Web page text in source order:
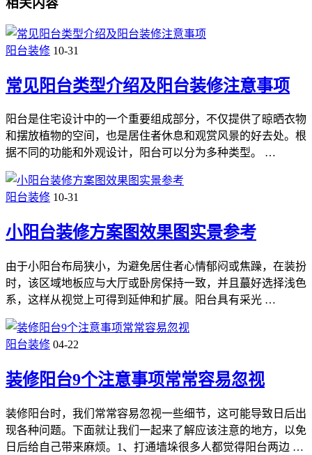
相关内容
阳台装修 10-31
常见阳台类型介绍及阳台装修注意事项
阳台是住宅设计中的一个重要组成部分，不仅提供了晾晒衣物
和摆放植物的空间，也是居住者休息和观赏风景的好去处。根
据不同的功能和外观设计，阳台可以分为多种类型。 …
阳台装修 10-31
小阳台装修方案图效果图实景参考
由于小阳台布局狭小，为避免居住者心情郁闷或焦躁，在装扮
时，该区域地板应与大厅或卧房保持一致，并且蕞好选择浅色
系，这样从视觉上可得到延伸和扩展。阳台具有采光 …
阳台装修 04-22
装修阳台9个注意事项常常容易忽视
装修阳台时，我们常常容易忽视一些细节，这可能导致日后出
现各种问题。下面就让我们一起来了解应该注意的地方，以免
日后给自己带来麻烦。1、打通墙垛很多人都觉得阳台两边 …